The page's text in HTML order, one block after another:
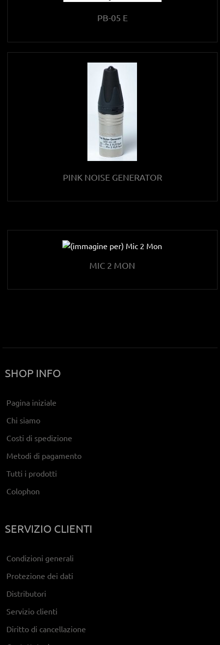
PB-05 E
PINK NOISE GENERATOR
MIC 2 MON
SHOP INFO
Pagina iniziale
Chi siamo
Costi di spedizione
Metodi di pagamento
Tutti i prodotti
Colophon
SERVIZIO CLIENTI
Condizioni generali
Protezione dei dati
Distributori
Servizio clienti
Diritto di cancellazione